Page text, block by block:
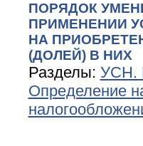
ПОРЯДОК
ПРИМЕНЕНИИ
НА
(ДОЛЕЙ) В НИХ
Разделы: УСН.
Определение